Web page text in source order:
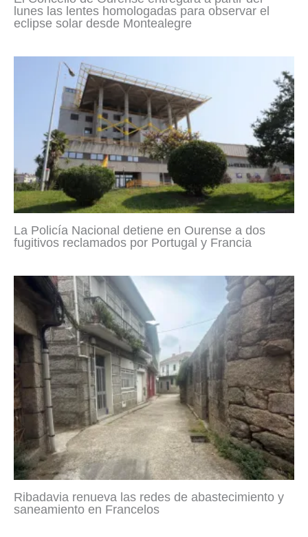
lunes las lentes homologadas para observar el
eclipse solar desde Montealegre
La Policía Nacional detiene en Ourense a dos
fugitivos reclamados por Portugal y Francia
Ribadavia renueva las redes de abastecimiento y
saneamiento en Francelos